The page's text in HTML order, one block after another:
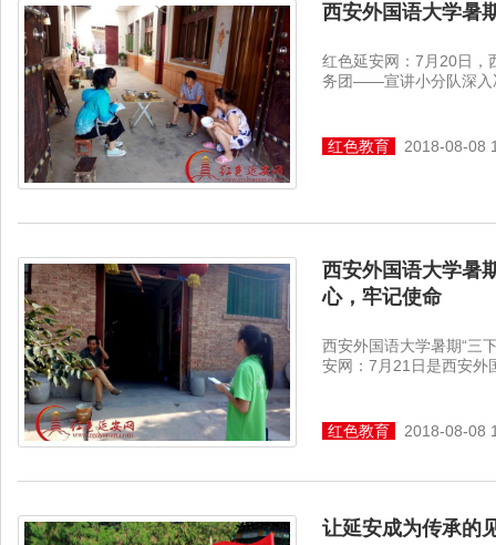
西安外国语大学暑
红色延安网：7月20日，
务团——宣讲小分队深入
红色教育 2018-08-08
西安外国语大学暑
心，牢记使命
西安外国语大学暑期“三
安网：7月21日是西安外
红色教育 2018-08-08
让延安成为传承的